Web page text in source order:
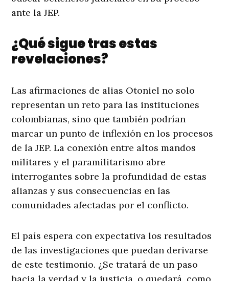
ante la JEP.
¿Qué sigue tras estas
revelaciones?
Las afirmaciones de alias Otoniel no solo
representan un reto para las instituciones
colombianas, sino que también podrían
marcar un punto de inflexión en los procesos
de la JEP. La conexión entre altos mandos
militares y el paramilitarismo abre
interrogantes sobre la profundidad de estas
alianzas y sus consecuencias en las
comunidades afectadas por el conflicto.
El país espera con expectativa los resultados
de las investigaciones que puedan derivarse
de este testimonio. ¿Se tratará de un paso